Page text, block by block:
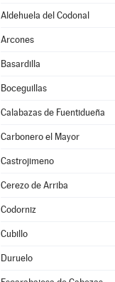
Aldehuela del Codonal
Arcones
Basardilla
Boceguillas
Calabazas de Fuentidueña
Carbonero el Mayor
Castrojimeno
Cerezo de Arriba
Codorniz
Cubillo
Duruelo